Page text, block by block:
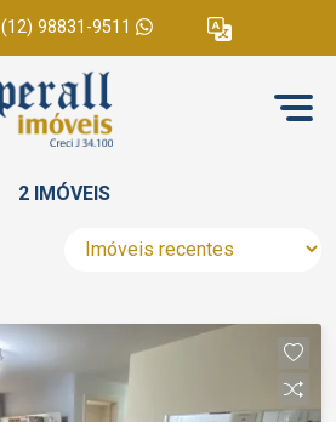
(12) 98831-9511
2 IMÓVEIS